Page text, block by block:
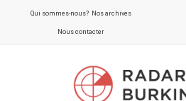
Qui sommes-nous? Nos archives
Nous contacter